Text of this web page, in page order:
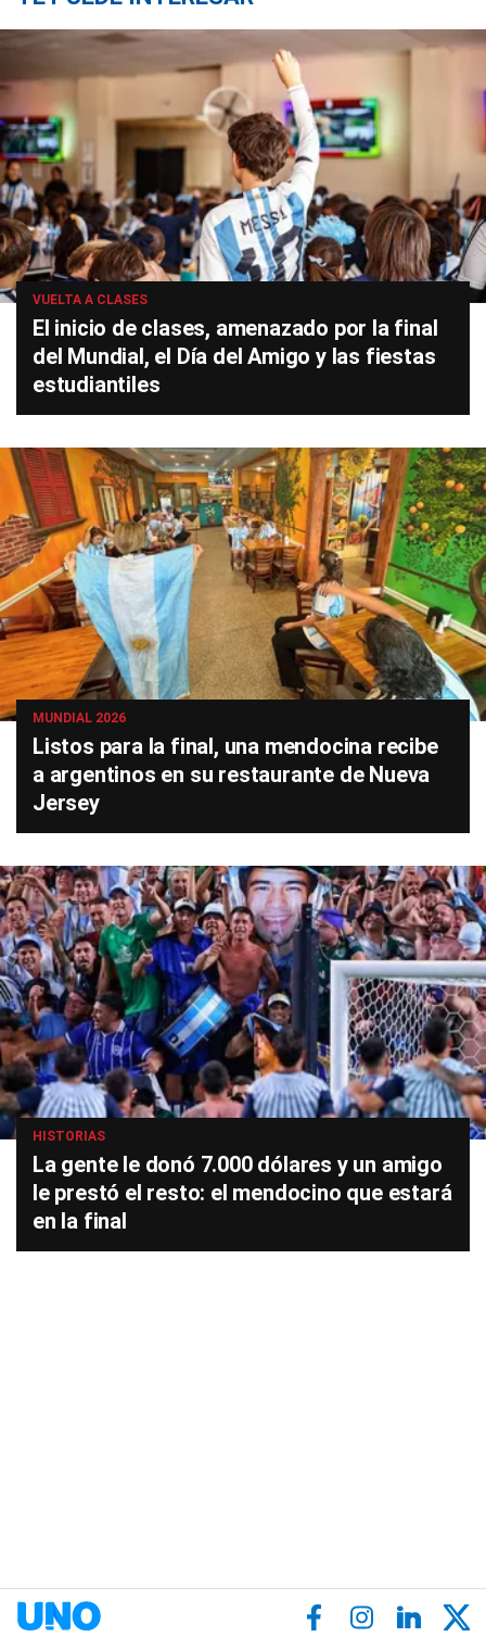
VUELTA A CLASES
El inicio de clases, amenazado por la final
del Mundial, el Día del Amigo y las fiestas
estudiantiles
MUNDIAL 2026
Listos para la final, una mendocina recibe
a argentinos en su restaurante de Nueva
Jersey
HISTORIAS
La gente le donó 7.000 dólares y un amigo
le prestó el resto: el mendocino que estará
en la final